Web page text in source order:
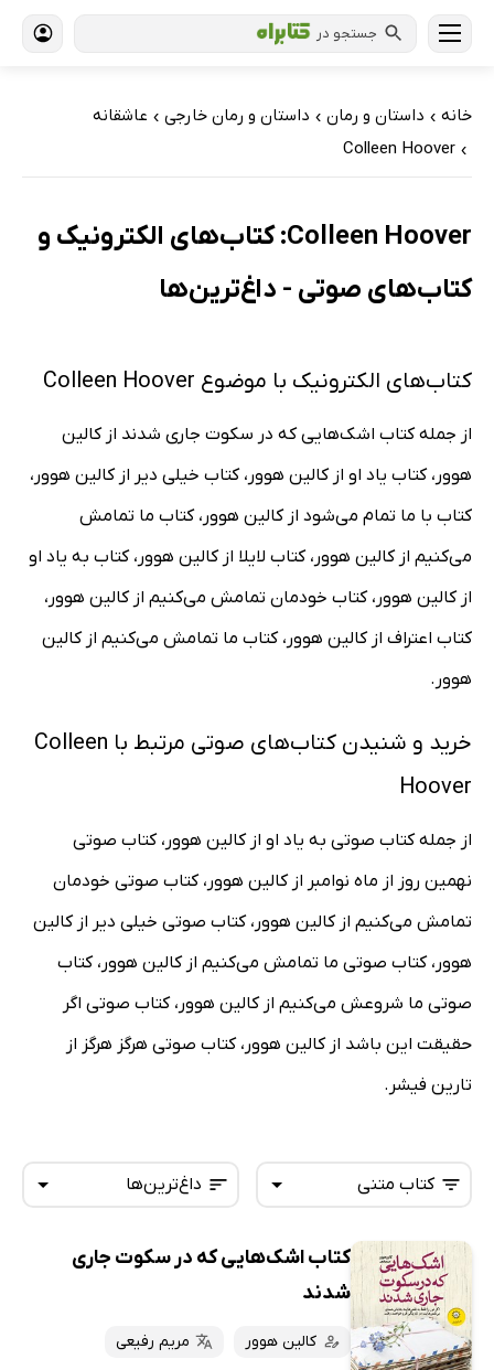
جستجو در
خانه › داستان و رمان › داستان و رمان خارجی › عاشقانه
›
Colleen Hoover
Colleen Hoover: کتاب‌های الکترونیک و
کتاب‌های صوتی - داغ‌ترین‌ها
کتاب‌های الکترونیک با موضوع Colleen Hoover
از جمله کتاب اشک‌هایی که در سکوت جاری شدند از کالین
هوور، کتاب یاد او از کالین هوور، کتاب خیلی دیر از کالین هوور،
کتاب با ما تمام می‌شود از کالین هوور، کتاب ما تمامش
می‌کنیم از کالین هوور، کتاب لایلا از کالین هوور، کتاب به یاد او
از کالین هوور، کتاب خودمان تمامش می‌کنیم از کالین هوور،
کتاب اعتراف از کالین هوور، کتاب ما تمامش می‌کنیم از کالین
هوور.
خرید و شنیدن کتاب‌های صوتی مرتبط با Colleen
Hoover
از جمله کتاب صوتی به یاد او از کالین هوور، کتاب صوتی
نهمین روز از ماه نوامبر از کالین هوور، کتاب صوتی خودمان
تمامش می‌کنیم از کالین هوور، کتاب صوتی خیلی دیر از کالین
هوور، کتاب صوتی ما تمامش می‌کنیم از کالین هوور، کتاب
صوتی ما شروعش می‌کنیم از کالین هوور، کتاب صوتی اگر
حقیقت این باشد از کالین هوور، کتاب صوتی هرگز هرگز از
تارین فیشر.
داغ‌ترین‌ها
تازه‌ها
پرفروش‌ها
کتاب متنی
همه کتاب‌ها
کتاب‌های صوتی
کتاب‌های متنی
کتاب اشک‌هایی که در سکوت جاری
شدند
کالین هوور
مریم رفیعی